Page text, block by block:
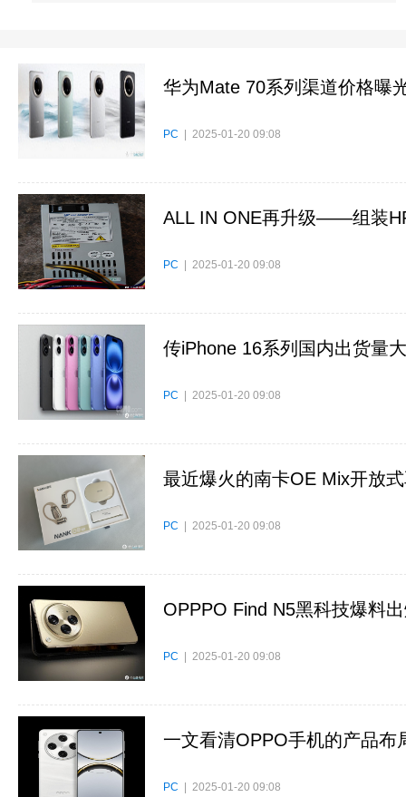
华为Mate 70系列渠道价格曝
PC | 2025-01-20 09:08
ALL IN ONE再升级——组装
PC | 2025-01-20 09:08
传iPhone 16系列国内出货量
PC | 2025-01-20 09:08
最近爆火的南卡OE Mix开放
PC | 2025-01-20 09:08
OPPPO Find N5黑科技爆料
PC | 2025-01-20 09:08
一文看清OPPO手机的产品布
PC | 2025-01-20 09:08